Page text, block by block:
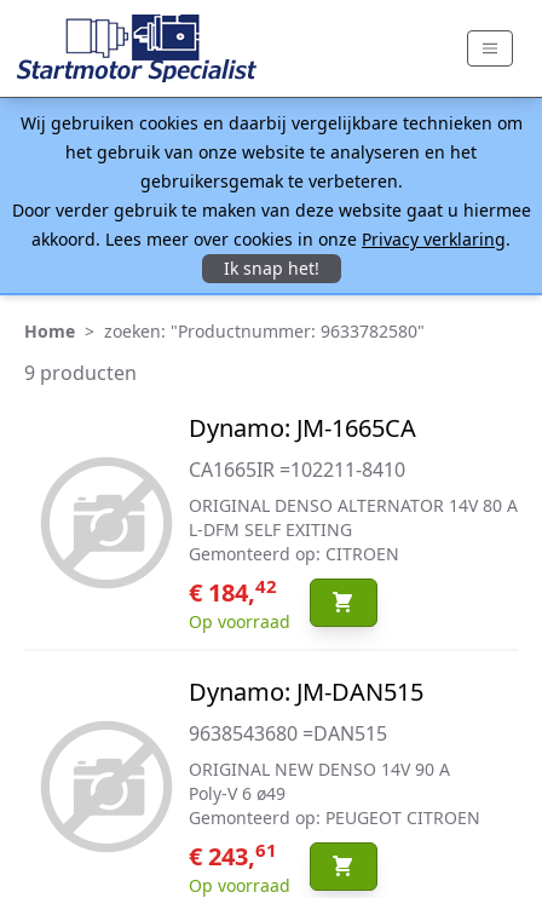
Wij gebruiken cookies en daarbij vergelijkbare technieken om
het gebruik van onze website te analyseren en het
gebruikersgemak te verbeteren.
Door verder gebruik te maken van deze website gaat u hiermee
akkoord. Lees meer over cookies in onze Privacy verklaring.
Ik snap het!
Home > zoeken: "Productnummer: 9633782580"
9 producten
Dynamo: JM-1665CA
CA1665IR =102211-8410
ORIGINAL DENSO ALTERNATOR 14V 80 A
L-DFM SELF EXITING
Gemonteerd op: CITROEN
€ 184,42
Op voorraad
Dynamo: JM-DAN515
9638543680 =DAN515
ORIGINAL NEW DENSO 14V 90 A
Poly-V 6 ø49
Gemonteerd op: PEUGEOT CITROEN
€ 243,61
Op voorraad